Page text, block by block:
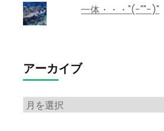
一体・・・"(-""-)"
アーカイブ
ア